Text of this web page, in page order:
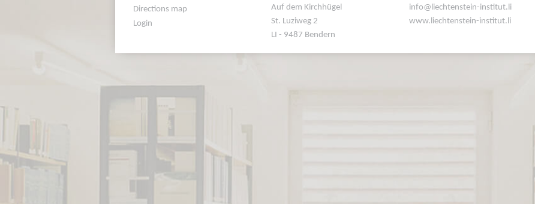
Directions map
Login
Auf dem Kirchhügel
St. Luziweg 2
LI - 9487 Bendern
info@liechtenstein-institut.li
www.liechtenstein-institut.li